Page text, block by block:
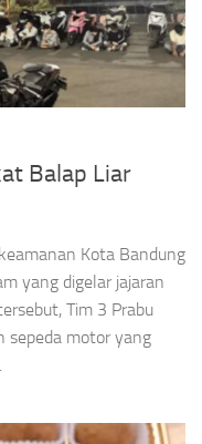
Balap Liar
Kota Bandung
yang digelar jajaran
Tim 3 Prabu
sepeda motor yang